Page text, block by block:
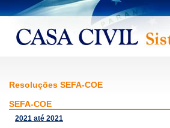
Resoluções SEFA-COE
SEFA-COE
2021 até 2021